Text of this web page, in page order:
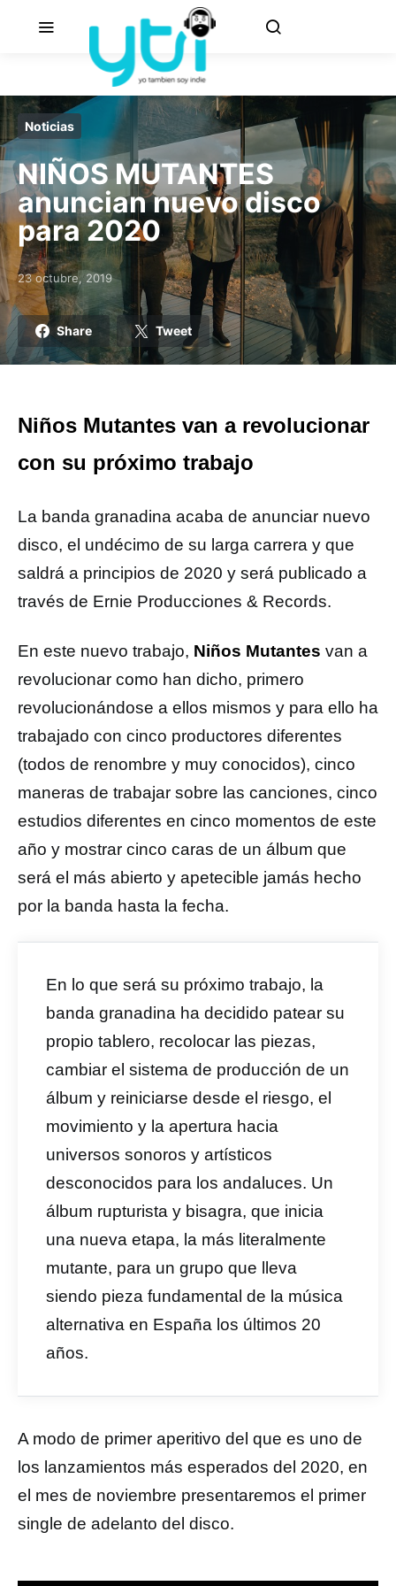
Noticias
NIÑOS MUTANTES
anuncian nuevo disco
para 2020
Posted on
23 octubre, 2019
Share Tweet
Niños Mutantes van a revolucionar
con su próximo trabajo
La banda granadina acaba de anunciar nuevo
disco, el undécimo de su larga carrera y que
saldrá a principios de 2020 y será publicado a
través de Ernie Producciones & Records.
En este nuevo trabajo, Niños Mutantes van a
revolucionar como han dicho, primero
revolucionándose a ellos mismos y para ello ha
trabajado con cinco productores diferentes
(todos de renombre y muy conocidos), cinco
maneras de trabajar sobre las canciones, cinco
estudios diferentes en cinco momentos de este
año y mostrar cinco caras de un álbum que
será el más abierto y apetecible jamás hecho
por la banda hasta la fecha.
En lo que será su próximo trabajo, la
banda granadina ha decidido patear su
propio tablero, recolocar las piezas,
cambiar el sistema de producción de un
álbum y reiniciarse desde el riesgo, el
movimiento y la apertura hacia
universos sonoros y artísticos
desconocidos para los andaluces. Un
álbum rupturista y bisagra, que inicia
una nueva etapa, la más literalmente
mutante, para un grupo que lleva
siendo pieza fundamental de la música
alternativa en España los últimos 20
años.
A modo de primer aperitivo del que es uno de
los lanzamientos más esperados del 2020, en
el mes de noviembre presentaremos el primer
single de adelanto del disco.